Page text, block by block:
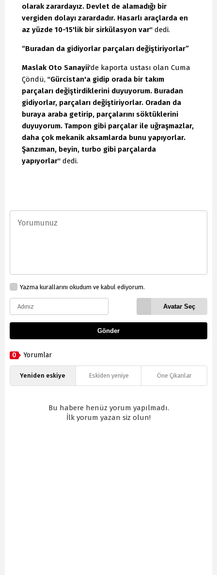
olarak zarardayız. Devlet de alamadığı bir
vergiden dolayı zarardadır. Hasarlı araçlarda en
az yüzde 10-15'lik bir sirkülasyon var" dedi.
“Buradan da gidiyorlar parçaları değiştiriyorlar”
Maslak Oto Sanayii'de kaporta ustası olan Cuma
Çöndü, "Gürcistan'a gidip orada bir takım
parçaları değiştirdiklerini duyuyorum. Buradan
gidiyorlar, parçaları değiştiriyorlar. Oradan da
buraya araba getirip, parçalarını söktüklerini
duyuyorum. Tampon gibi parçalar ile uğraşmazlar,
daha çok mekanik aksamlarda bunu yapıyorlar.
Şanzıman, beyin, turbo gibi parçalarda
yapıyorlar" dedi.
Yazma kurallarını okudum ve kabul ediyorum.
Avatar Seç
Gönder
0 Yorumlar
Yeniden eskiye Eskiden yeniye Öne Çıkanlar
Bu habere henüz yorum yapılmadı.
İlk yorum yazan siz olun!